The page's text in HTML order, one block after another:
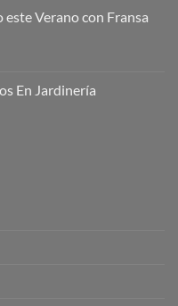
Verano con Fransa
En Jardinería